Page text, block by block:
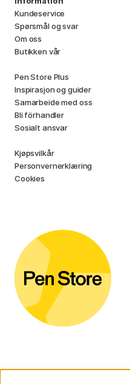
Kundeservice
Spørsmål og svar
Om oss
Butikken vår
Pen Store Plus
Inspirasjon og guider
Samarbeide med oss
Bli förhandler
Sosialt ansvar
Kjøpsvilkår
Personvernerklæring
Cookies